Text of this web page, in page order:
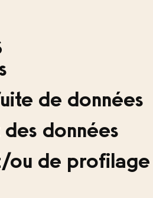
de données
données
de profilage